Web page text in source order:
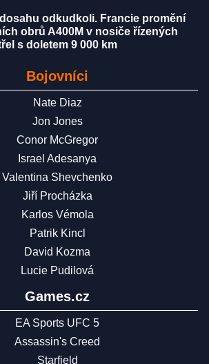
odkudkoli. Francie promění
obrů A400M v nosiče řízených
s doletem 9 000 km
Bojovníci
Nate Diaz
Jon Jones
Conor McGregor
Israel Adesanya
Valentina Shevchenko
Jiří Procházka
Karlos Vémola
Patrik Kincl
David Kozma
Lucie Pudilová
Games.cz
EA Sports UFC 5
Assassin's Creed
Starfield